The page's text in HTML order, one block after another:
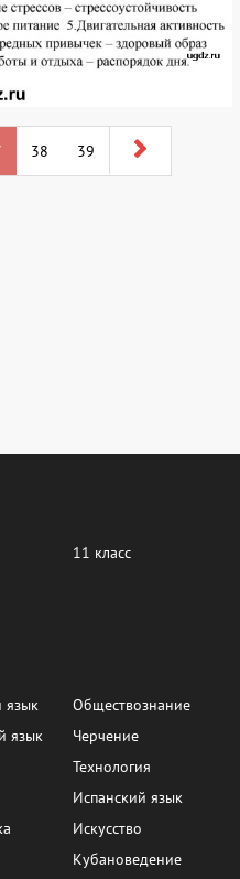
38 39
11 класс
язык
язык
Обществознание
Черчение
Технология
Испанский язык
Искусство
Кубановедение